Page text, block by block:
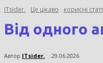
ITsider. Це цікаво корисні
Від одного
Автор ITsider. 29.06.2026